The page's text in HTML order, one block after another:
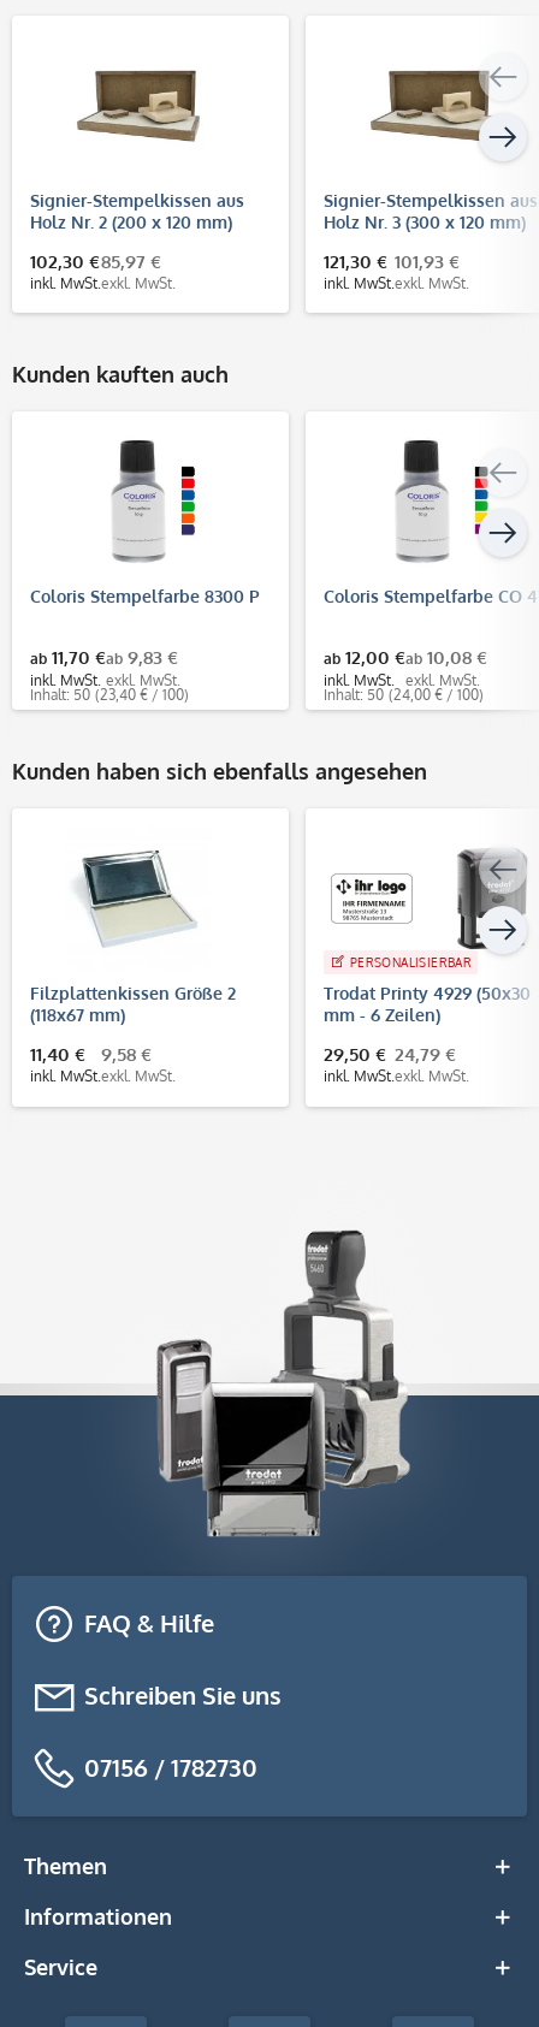
Signier-Stempelkissen aus
Holz Nr. 2 (200 x 120 mm)
102,30 €
inkl. MwSt.
85,97 €
exkl. MwSt.
Signier-Stempelkissen aus
Holz Nr. 3 (300 x 120 mm)
121,30 €
inkl. MwSt.
101,93 €
exkl. MwSt.
Kunden kauften auch
Coloris Stempelfarbe 8300 P
ab 11,70 €
inkl. MwSt.
ab 9,83 €
exkl. MwSt.
Inhalt: 50 (23,40 € / 100)
Coloris Stempelfarbe CO
ab 12,00 €
inkl. MwSt.
ab 10,08 €
exkl. MwSt.
Inhalt: 50 (24,00 € / 100)
Kunden haben sich ebenfalls angesehen
Filzplattenkissen Größe 2
(118x67 mm)
11,40 €
inkl. MwSt.
9,58 €
exkl. MwSt.
PERSONALISIERBAR
Trodat Printy 4929 (50x30
mm - 6 Zeilen)
29,50 €
inkl. MwSt.
24,79 €
exkl. MwSt.
FAQ & Hilfe
Schreiben Sie uns
07156 / 1782730
Themen
Informationen
Service
stempel-